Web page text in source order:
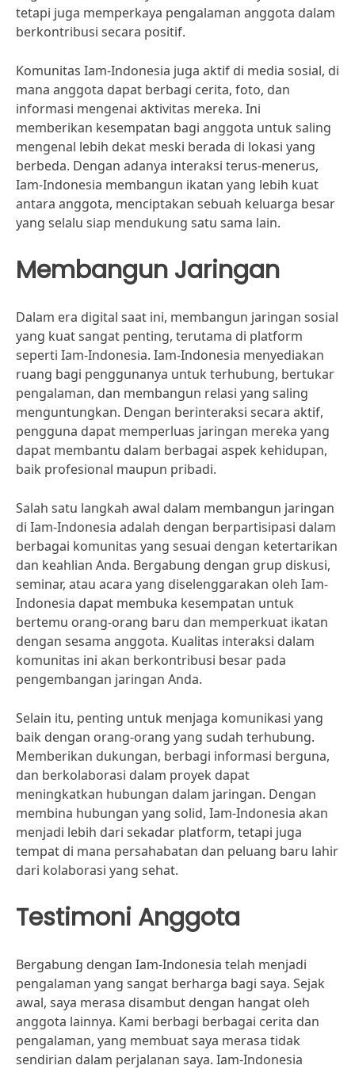
tetapi juga memperkaya pengalaman anggota dalam
berkontribusi secara positif.
Komunitas Iam-Indonesia juga aktif di media sosial, di
mana anggota dapat berbagi cerita, foto, dan
informasi mengenai aktivitas mereka. Ini
memberikan kesempatan bagi anggota untuk saling
mengenal lebih dekat meski berada di lokasi yang
berbeda. Dengan adanya interaksi terus-menerus,
Iam-Indonesia membangun ikatan yang lebih kuat
antara anggota, menciptakan sebuah keluarga besar
yang selalu siap mendukung satu sama lain.
Membangun Jaringan
Dalam era digital saat ini, membangun jaringan sosial
yang kuat sangat penting, terutama di platform
seperti Iam-Indonesia. Iam-Indonesia menyediakan
ruang bagi penggunanya untuk terhubung, bertukar
pengalaman, dan membangun relasi yang saling
menguntungkan. Dengan berinteraksi secara aktif,
pengguna dapat memperluas jaringan mereka yang
dapat membantu dalam berbagai aspek kehidupan,
baik profesional maupun pribadi.
Salah satu langkah awal dalam membangun jaringan
di Iam-Indonesia adalah dengan berpartisipasi dalam
berbagai komunitas yang sesuai dengan ketertarikan
dan keahlian Anda. Bergabung dengan grup diskusi,
seminar, atau acara yang diselenggarakan oleh Iam-
Indonesia dapat membuka kesempatan untuk
bertemu orang-orang baru dan memperkuat ikatan
dengan sesama anggota. Kualitas interaksi dalam
komunitas ini akan berkontribusi besar pada
pengembangan jaringan Anda.
Selain itu, penting untuk menjaga komunikasi yang
baik dengan orang-orang yang sudah terhubung.
Memberikan dukungan, berbagi informasi berguna,
dan berkolaborasi dalam proyek dapat
meningkatkan hubungan dalam jaringan. Dengan
membina hubungan yang solid, Iam-Indonesia akan
menjadi lebih dari sekadar platform, tetapi juga
tempat di mana persahabatan dan peluang baru lahir
dari kolaborasi yang sehat.
Testimoni Anggota
Bergabung dengan Iam-Indonesia telah menjadi
pengalaman yang sangat berharga bagi saya. Sejak
awal, saya merasa disambut dengan hangat oleh
anggota lainnya. Kami berbagi berbagai cerita dan
pengalaman, yang membuat saya merasa tidak
sendirian dalam perjalanan saya. Iam-Indonesia